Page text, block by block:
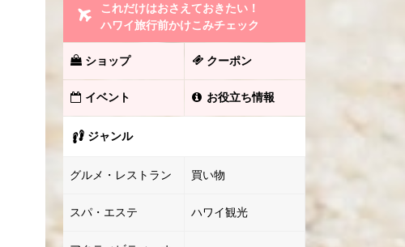
これだけはおさえておきたい！
ハワイ旅行前かけこみチェック
ショップ クーポン
イベント お役立ち情報
ジャンル
グルメ・レストラン 買い物
スパ・エステ ハワイ観光